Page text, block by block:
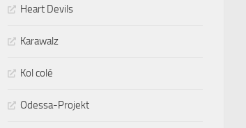
Heart Devils
Karawalz
Kol colé
Odessa-Projekt